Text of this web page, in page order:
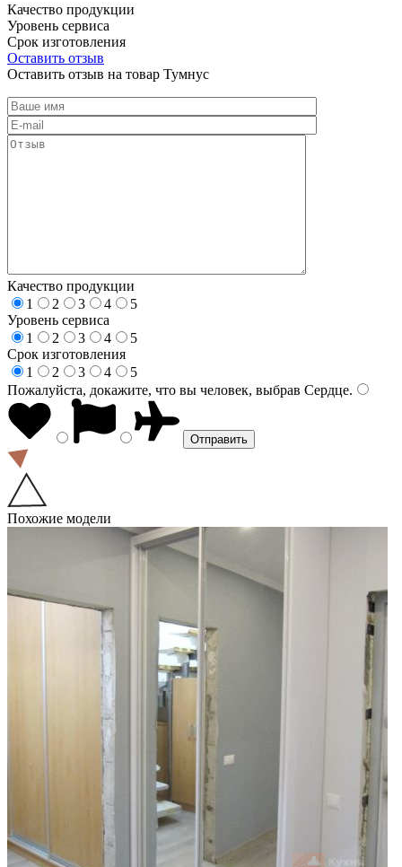
Качество продукции
Уровень сервиса
Срок изготовления
Оставить отзыв
Оставить отзыв на товар Тумнус
Качество продукции
1
2 3 4
5
Уровень сервиса
1
2 3 4
5
Срок изготовления
1
2 3 4
5
Пожалуйста, докажите, что вы человек, выбрав Сердце.
Похожие модели